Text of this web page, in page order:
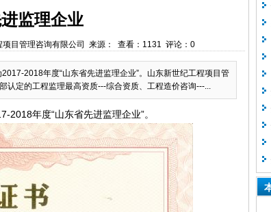
监理企业
目管理咨询有限公司 来源： 查看：1131 评论：0
2018年度“山东省先进监理企业”。山东新世纪工程项目管
认定的工程监理最高资质---综合资质、工程造价咨询---...
年度“山东省先进监理企业”。